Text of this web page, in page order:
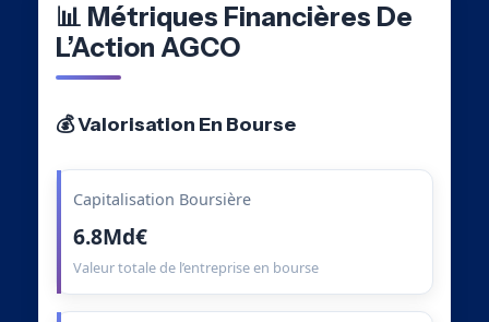
📊 Métriques Financières De
L’Action AGCO
💰 Valorisation En Bourse
Capitalisation Boursière
6.8Md€
Valeur totale de l’entreprise en bourse